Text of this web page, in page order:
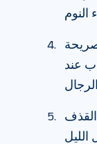
عند
القذف